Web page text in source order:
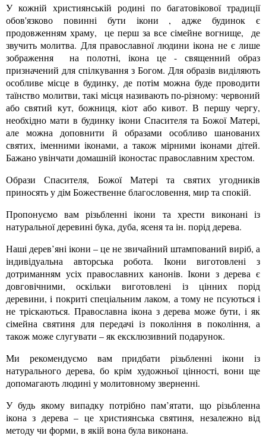
У кожній християнській родині по багатовікової традиції
обов'язково повинні бути ікони , адже будинок є
продовженням храму, це перш за все сімейне вогнище, де
звучить молитва. Для православної людини ікона не є лише
зображення на полотні, ікона це - священний образ
призначений для спілкування з Богом. Для образів виділяють
особливе місце в будинку, де потім можна буде проводити
таїнство молитви, такі місця називають по-різному: червоний
або святий кут, божниця, кіот або кивот. В першу чергу,
необхідно мати в будинку ікони Спасителя та Божої Матері,
але можна доповнити й образами особливо шанованих
святих, іменними іконами, а також мірними іконами дітей.
Бажано увінчати домашній іконостас православним хрестом.
Образи Спасителя, Божої Матері та святих угодників
приносять у дім Божественне благословення, мир та спокій.
Пропонуємо вам різьбленні ікони та хрести виконані із
натуральної деревині бука, дуба, ясеня та ін. порід дерева.
Наші дерев’яні ікони – це не звичайний штампований виріб, а
індивідуальна авторська робота. Ікони виготовлені з
дотриманням усіх православних канонів. Ікони з дерева є
довговічними, оскільки виготовлені із цінних порід
деревини, і покриті спеціальним лаком, а тому не псуються і
не тріскаються. Православна ікона з дерева може бути, і як
сімейна святиня для передачі із покоління в покоління, а
також може слугувати – як ексклюзивний подарунок.
Ми рекомендуємо вам придбати різьбленні ікони із
натурального дерева, бо крім художньої цінності, вони ще
допомагають людині у молитовному зверненні.
У будь якому випадку потрібно пам’ятати, що різьбленна
ікона з дерева – це християнська святиня, незалежно від
методу чи форми, в якій вона була виконана.